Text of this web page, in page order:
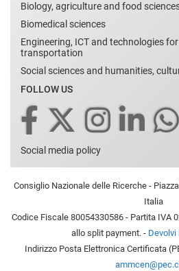
Biology, agriculture and food
Biomedical sciences
Engineering, ICT and technologies
transportation
Social sciences and humanities,
FOLLOW US
Social media policy
Consiglio Nazionale delle Ricerche -
Italia
Codice Fiscale 80054330586 - Partita IVA
allo split payment. - Devolvi
Indirizzo Posta Elettronica Certificata